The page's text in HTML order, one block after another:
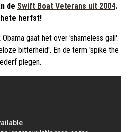
de Swift Boat Veterans uit 2004.
herfst!
gaat het over 'shameless gall'.
bitterheid'. En de term 'spike the
plegen.